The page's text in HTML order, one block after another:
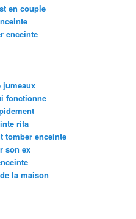
en couple
enceinte
jumeaux
fonctionne
rita
tomber enceinte
son ex
la maison